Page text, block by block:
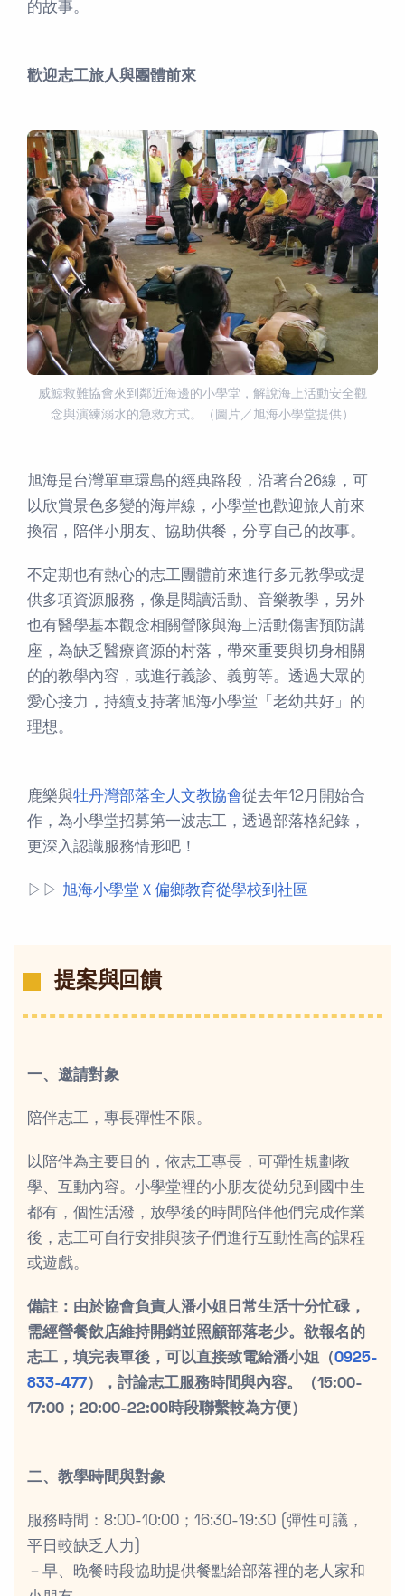
的故事。
歡迎志工旅人與團體前來
威鯨救難協會來到鄰近海邊的小學堂，解說海上活動安全觀
念與演練溺水的急救方式。（圖片／旭海小學堂提供）
旭海是台灣單車環島的經典路段，沿著台26線，可
以欣賞景色多變的海岸線，小學堂也歡迎旅人前來
換宿，陪伴小朋友、協助供餐，分享自己的故事。
不定期也有熱心的志工團體前來進行多元教學或提
供多項資源服務，像是閱讀活動、音樂教學，另外
也有醫學基本觀念相關營隊與海上活動傷害預防講
座，為缺乏醫療資源的村落，帶來重要與切身相關
的的教學內容，或進行義診、義剪等。透過大眾的
愛心接力，持續支持著旭海小學堂「老幼共好」的
理想。
鹿樂與牡丹灣部落全人文教協會從去年12月開始合
作，為小學堂招募第一波志工，透過部落格紀錄，
更深入認識服務情形吧！
▷▷ 旭海小學堂Ｘ偏鄉教育從學校到社區
提案與回饋
一、邀請對象
陪伴志工，專長彈性不限。
以陪伴為主要目的，依志工專長，可彈性規劃教
學、互動內容。小學堂裡的小朋友從幼兒到國中生
都有，個性活潑，放學後的時間陪伴他們完成作業
後，志工可自行安排與孩子們進行互動性高的課程
或遊戲。
備註：由於協會負責人潘小姐日常生活十分忙碌，
需經營餐飲店維持開銷並照顧部落老少。欲報名的
志工，填完表單後，可以直接致電給潘小姐（0925-
833-477），討論志工服務時間與內容。（15:00-
17:00；20:00-22:00時段聯繫較為方便）
二、教學時間與對象
服務時間：8:00-10:00；16:30-19:30 (彈性可議，
平日較缺乏人力)
－早、晚餐時段協助提供餐點給部落裡的老人家和